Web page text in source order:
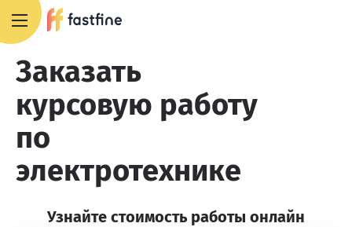
Заказать
курсовую работу
по
электротехнике
Узнайте стоимость работы онлайн